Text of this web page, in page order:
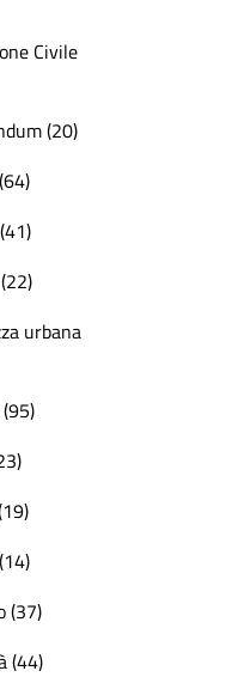
Civile
(20)
urbana
(37)
(44)